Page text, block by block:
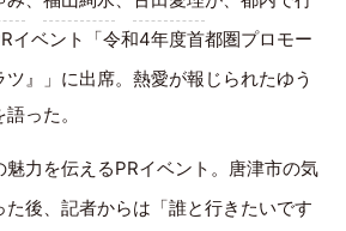
イベント「令和4年度首都圏プロモー
』」に出席。熱愛が報じられたゆう
った。
魅力を伝えるPRイベント。唐津市の気
後、記者からは「誰と行きたいです